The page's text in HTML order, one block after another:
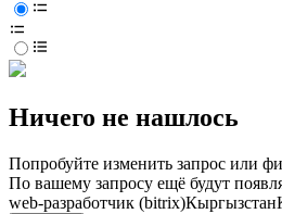
Ничего не нашлось
Попробуйте изменить запрос или
По вашему запросу ещё будут
web-разработчик (bitrix)Кыргызстан